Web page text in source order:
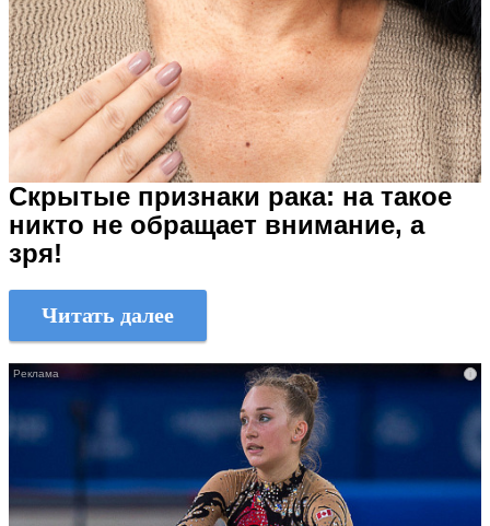
Скрытые признаки рака: на такое
никто не обращает внимание, а
зря!
Читать далее
i